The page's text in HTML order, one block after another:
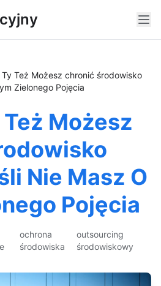
Ty Też Możesz chronić środowisko
Zielonego Pojęcia
Możesz
Nie Masz O
Pojęcia
ochrona
środowiska
outsourcing
środowiskowy